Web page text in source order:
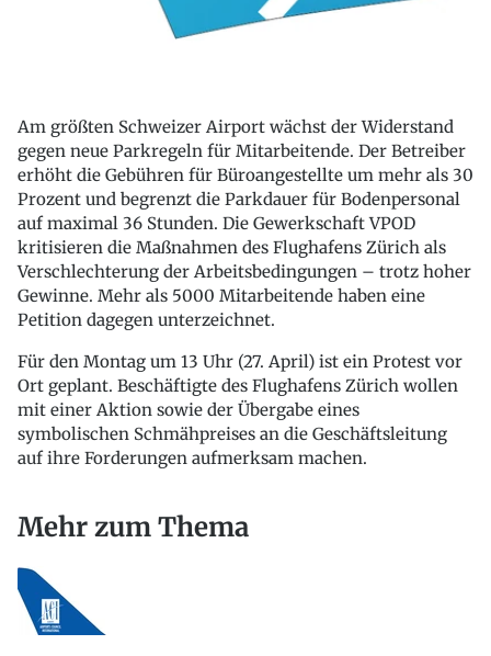
Am größten Schweizer Airport wächst der Widerstand
gegen neue Parkregeln für Mitarbeitende. Der Betreiber
erhöht die Gebühren für Büroangestellte um mehr als 30
Prozent und begrenzt die Parkdauer für Bodenpersonal
auf maximal 36 Stunden. Die Gewerkschaft VPOD
kritisieren die Maßnahmen des Flughafens Zürich als
Verschlechterung der Arbeitsbedingungen – trotz hoher
Gewinne. Mehr als 5000 Mitarbeitende haben eine
Petition dagegen unterzeichnet.
Für den Montag um 13 Uhr (27. April) ist ein Protest vor
Ort geplant. Beschäftigte des Flughafens Zürich wollen
mit einer Aktion sowie der Übergabe eines
symbolischen Schmähpreises an die Geschäftsleitung
auf ihre Forderungen aufmerksam machen.
Mehr zum Thema